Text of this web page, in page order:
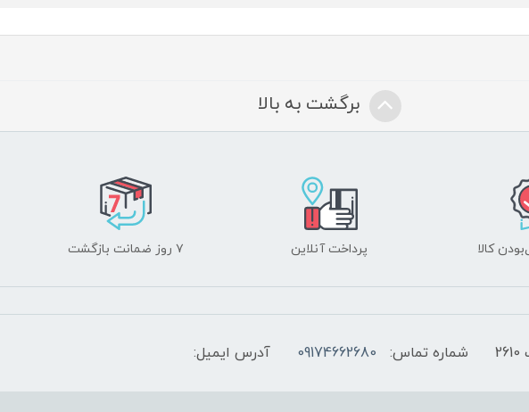
برگشت به بالا
کالا پرداخت آنلاین ۷ روز ضمانت بازگشت
شماره تماس: 09174662680 آدرس ایمیل: